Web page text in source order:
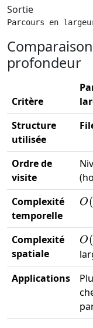
Sortie
Parcours en
profondeur
Critère
Structure
utilisée
Ordre de
visite
Complexité
temporelle
O(
Complexité
spatiale
O(
Applications